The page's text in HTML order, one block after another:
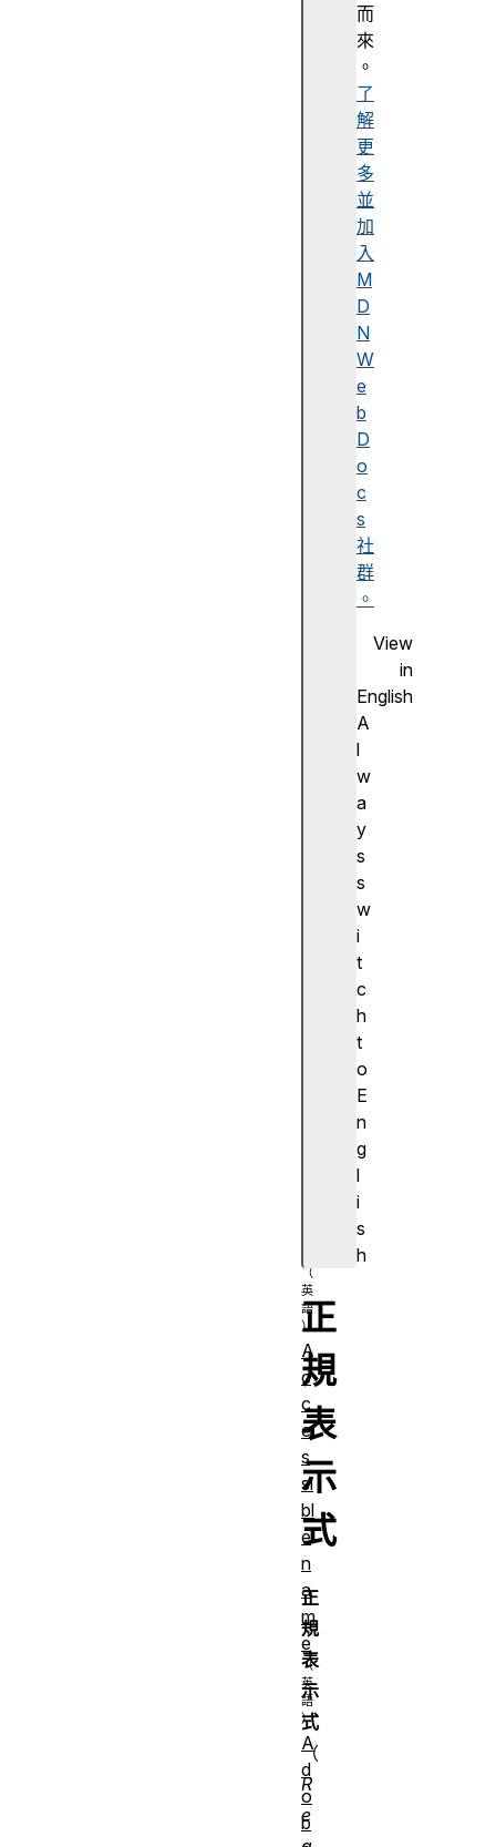
而
來
。
了
解
更
多
並
加
入
M
D
N
W
e
b
D
o
c
s
社
群
。
View
in
English
A
l
w
a
y
s
s
w
i
t
c
h
t
o
E
n
g
l
i
s
h
正
規
表
示
式
正
規
表
示
式
（
R
e
A
c
c
e
s
si
bl
e
n
a
m
e
A
d
o
b